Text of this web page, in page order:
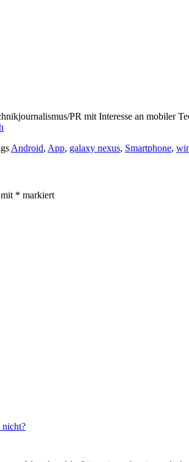
PR mit Interesse an mobiler
Android, App, galaxy nexus, Smartphone,
* markiert
nicht?